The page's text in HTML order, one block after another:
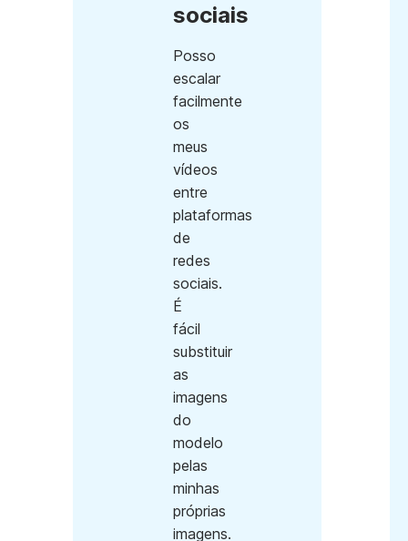
sociais
Posso
escalar
facilmente
os
meus
vídeos
entre
plataformas
de
redes
sociais.
É
fácil
substituir
as
imagens
do
modelo
pelas
minhas
próprias
imagens.